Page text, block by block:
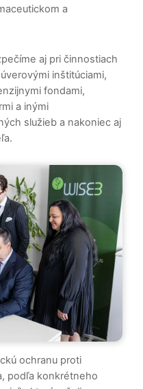
a
aj pri činnostiach
inštitúciami,
fondami,
a inými
služieb a nakoniec aj
ochranu proti
podľa konkrétneho